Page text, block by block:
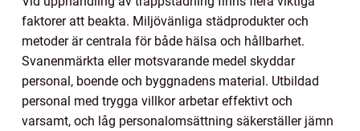
faktorer att beakta. Miljövänliga städprodukter och
metoder är centrala för både hälsa och hållbarhet.
Svanenmärkta eller motsvarande medel skyddar
personal, boende och byggnadens material. Utbildad
personal med trygga villkor arbetar effektivt och
varsamt, och låg personalomsättning säkerställer jämn